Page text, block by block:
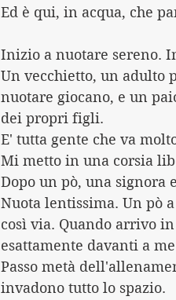
Ed è qui, in acqua, che
Inizio a nuotare sereno.
Un vecchietto, un adulto
nuotare giocano, e un
dei propri figli.
E' tutta gente che va
Mi metto in una corsia
Dopo un pò, una signora
Nuota lentissima. Un pò
così via. Quando arrivo
esattamente davanti a
Passo metà
invadono tutto lo spazio.